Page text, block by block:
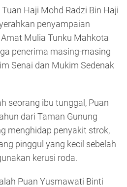
Haji Mohd Radzi Bin Haji
penyampaian
Mulia Tunku Mahkota
penerima masing-masing
Senai dan Mukim Sedenak
seorang ibu tunggal, Puan
dari Taman Gunung
menghidap penyakit strok,
pinggul yang kecil sebelah
kerusi roda.
Puan Yusmawati Binti